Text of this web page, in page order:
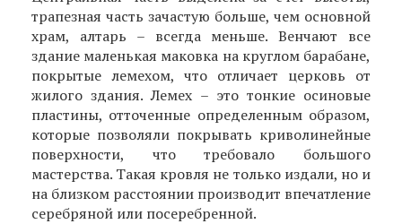
трапезная часть зачастую больше, чем основной
храм, алтарь – всегда меньше. Венчают все
здание маленькая маковка на круглом барабане,
покрытые лемехом, что отличает церковь от
жилого здания. Лемех – это тонкие осиновые
пластины, отточенные определенным образом,
которые позволяли покрывать криволинейные
поверхности, что требовало большого
мастерства. Такая кровля не только издали, но и
на близком расстоянии производит впечатление
серебряной или посеребренной.